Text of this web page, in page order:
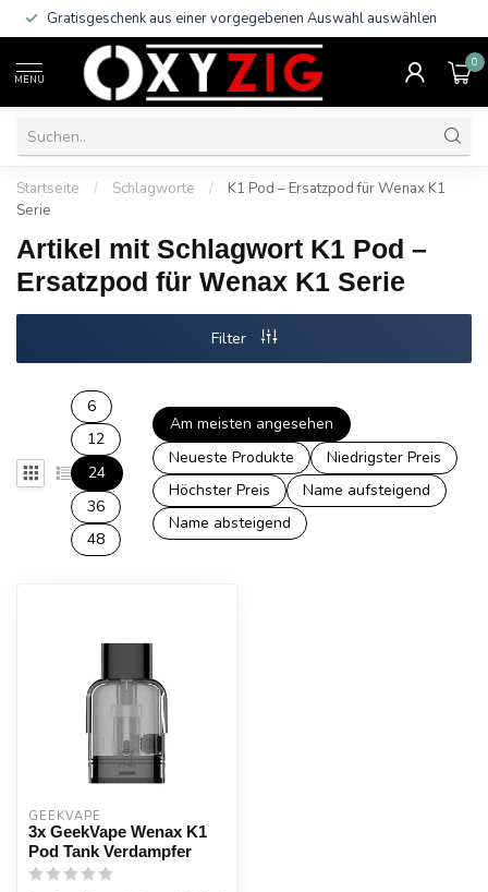
Gratisgeschenk aus einer vorgegebenen Auswahl auswählen
MENU
0
Startseite / Schlagworte /
K1 Pod – Ersatzpod für Wenax K1
Serie
Artikel mit Schlagwort K1 Pod –
Ersatzpod für Wenax K1 Serie
Filter
6
12
24
36
48
Am meisten angesehen
Neueste Produkte
Niedrigster Preis
Höchster Preis
Name aufsteigend
Name absteigend
GEEKVAPE
3x GeekVape Wenax K1
Pod Tank Verdampfer